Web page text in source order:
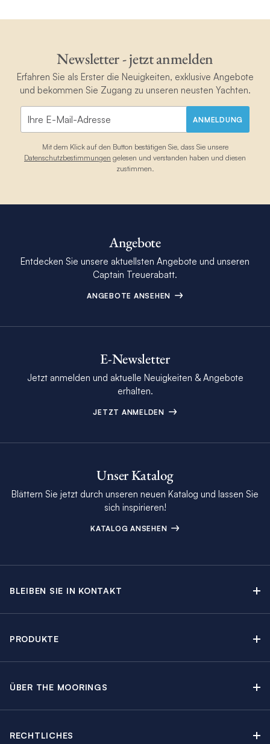
Newsletter - jetzt anmelden
Erfahren Sie als Erster die Neuigkeiten, exklusive Angebote
und bekommen Sie Zugang zu unseren neusten Yachten.
ANMELDUNG
Mit dem Klick auf den Button bestätigen Sie, dass Sie unsere
Datenschutzbestimmungen gelesen und verstanden haben und diesen
zustimmen.
Angebote
Entdecken Sie unsere aktuellsten Angebote und unseren
Captain Treuerabatt.
ANGEBOTE ANSEHEN
E-Newsletter
Jetzt anmelden und aktuelle Neuigkeiten & Angebote
erhalten.
JETZT ANMELDEN
Unser Katalog
Blättern Sie jetzt durch unseren neuen Katalog und lassen Sie
sich inspirieren!
KATALOG ANSEHEN
BLEIBEN SIE IN KONTAKT
The Moorings Revierführer
PRODUKTE
Yachtcharter mit Skipper
ÜBER THE MOORINGS
RECHTLICHES